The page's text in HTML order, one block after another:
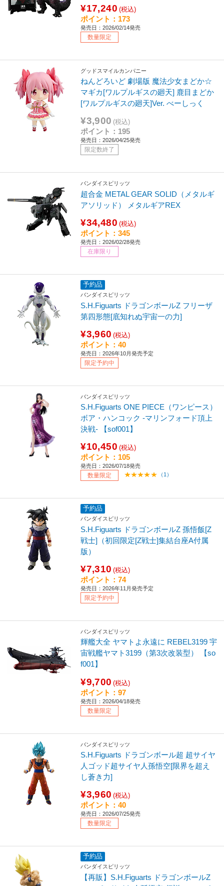
¥17,240 (税込)
ポイント：173
発売日：2026/02/14発売
数量限定
グッドスマイルカンパニー
ねんどろいど 劇場版 魔法少女まどか☆
マギカ[ワルプルギスの廻天] 鹿目まどか
[ワルプルギスの廻天]Ver. べーしっく
¥3,900 (税込)
ポイント：195
発売日：2026/04/25発売
限定数終了
バンダイスピリッツ
超合金 METAL GEAR SOLID（メタルギ
アソリッド） メタルギアREX
¥34,480 (税込)
ポイント：345
発売日：2026/02/28発売
在庫限り
予約品
バンダイスピリッツ
S.H.Figuarts ドラゴンボールZ フリーザ
第四形態[底知れぬ宇宙一の力]
¥3,960 (税込)
ポイント：40
発売日：2026年10月発売予定
限定予約中
バンダイスピリッツ
S.H.Figuarts ONE PIECE（ワンピース）
ボア・ハンコック -マリンフォード頂上
決戦- 【sof001】
¥10,450 (税込)
ポイント：105
発売日：2026/07/18発売
数量限定 （1）
予約品
バンダイスピリッツ
S.H.Figuarts ドラゴンボールZ 孫悟飯[Z
戦士]（初回限定[Z戦士]集結台座A付属
版）
¥7,310 (税込)
ポイント：74
発売日：2026年11月発売予定
限定予約中
バンダイスピリッツ
輝艦大全 ヤマトよ永遠に REBEL3199 宇
宙戦艦ヤマト3199（第3次改装型） 【so
f001】
¥9,700 (税込)
ポイント：97
発売日：2026/04/18発売
数量限定
バンダイスピリッツ
S.H.Figuarts ドラゴンボール超 超サイヤ
人ゴッド超サイヤ人孫悟空[限界を超え
し蒼き力]
¥3,960 (税込)
ポイント：40
発売日：2026/07/25発売
数量限定
予約品
バンダイスピリッツ
【再販】S.H.Figuarts ドラゴンボールZ